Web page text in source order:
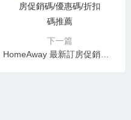
下一篇
HomeAway 最新訂房促銷碼/優惠碼/折扣碼推薦